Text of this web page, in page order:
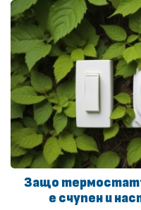
Защо
е счупен и